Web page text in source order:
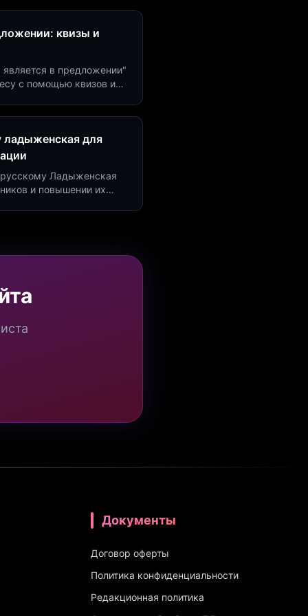
квизы и
в предложении"
с помощью квизов и
ладыженская для
русскому Ладыженская
и повышении их
Документы
Договор оферты
Политика конфиденциальности
Редакционная политика